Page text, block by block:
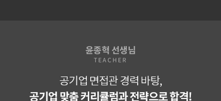
윤종혁 선생님
TEACHER